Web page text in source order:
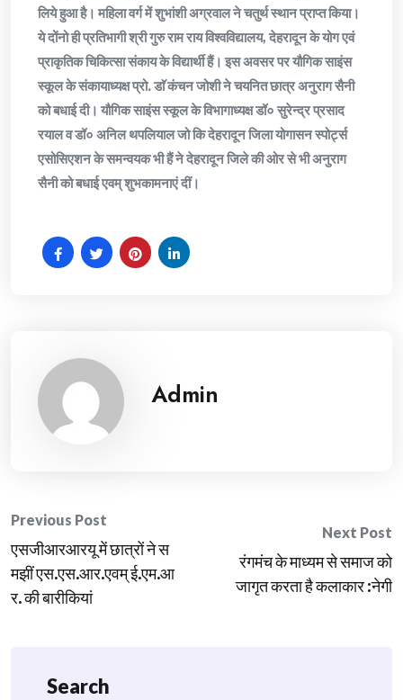
लिये हुआ है। महिला वर्ग में शुभांशी अग्रवाल ने चतुर्थ स्थान प्राप्त किया।
ये दोंनो ही प्रतिभागी श्री गुरु राम राय विश्वविद्यालय, देहरादून के योग एवं
प्राकृतिक चिकित्सा संकाय के विद्यार्थी हैं। इस अवसर पर यौगिक साइंस
स्कूल के संकायाध्यक्ष प्रो. डाॅ कंचन जोशी ने चयनित छात्र अनुराग सैनी
को बधाई दी। यौगिक साइंस स्कूल के विभागाध्यक्ष डॉ० सुरेन्द्र प्रसाद
रयाल व डॉ० अनिल थपलियाल जो कि देहरादून जिला योगासन स्पोर्ट्स
एसोसिएशन के समन्वयक भी हैं ने देहरादून जिले की ओर से भी अनुराग
सैनी को बधाई एवम् शुभकामनाएं दीं।
Admin
Post
navigation
Previous Post
एसजीआरआरयू में छात्रों ने स
मझीं एस.एस.आर.एवम् ई.एम.आ
र. की बारीकियां
Next Post
रंगमंच के माध्यम से समाज को
जागृत करता है कलाकार :नेगी
Search